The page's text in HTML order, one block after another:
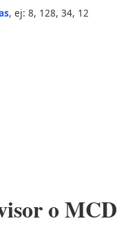
, ej: 8, 128, 34, 12
o MCD